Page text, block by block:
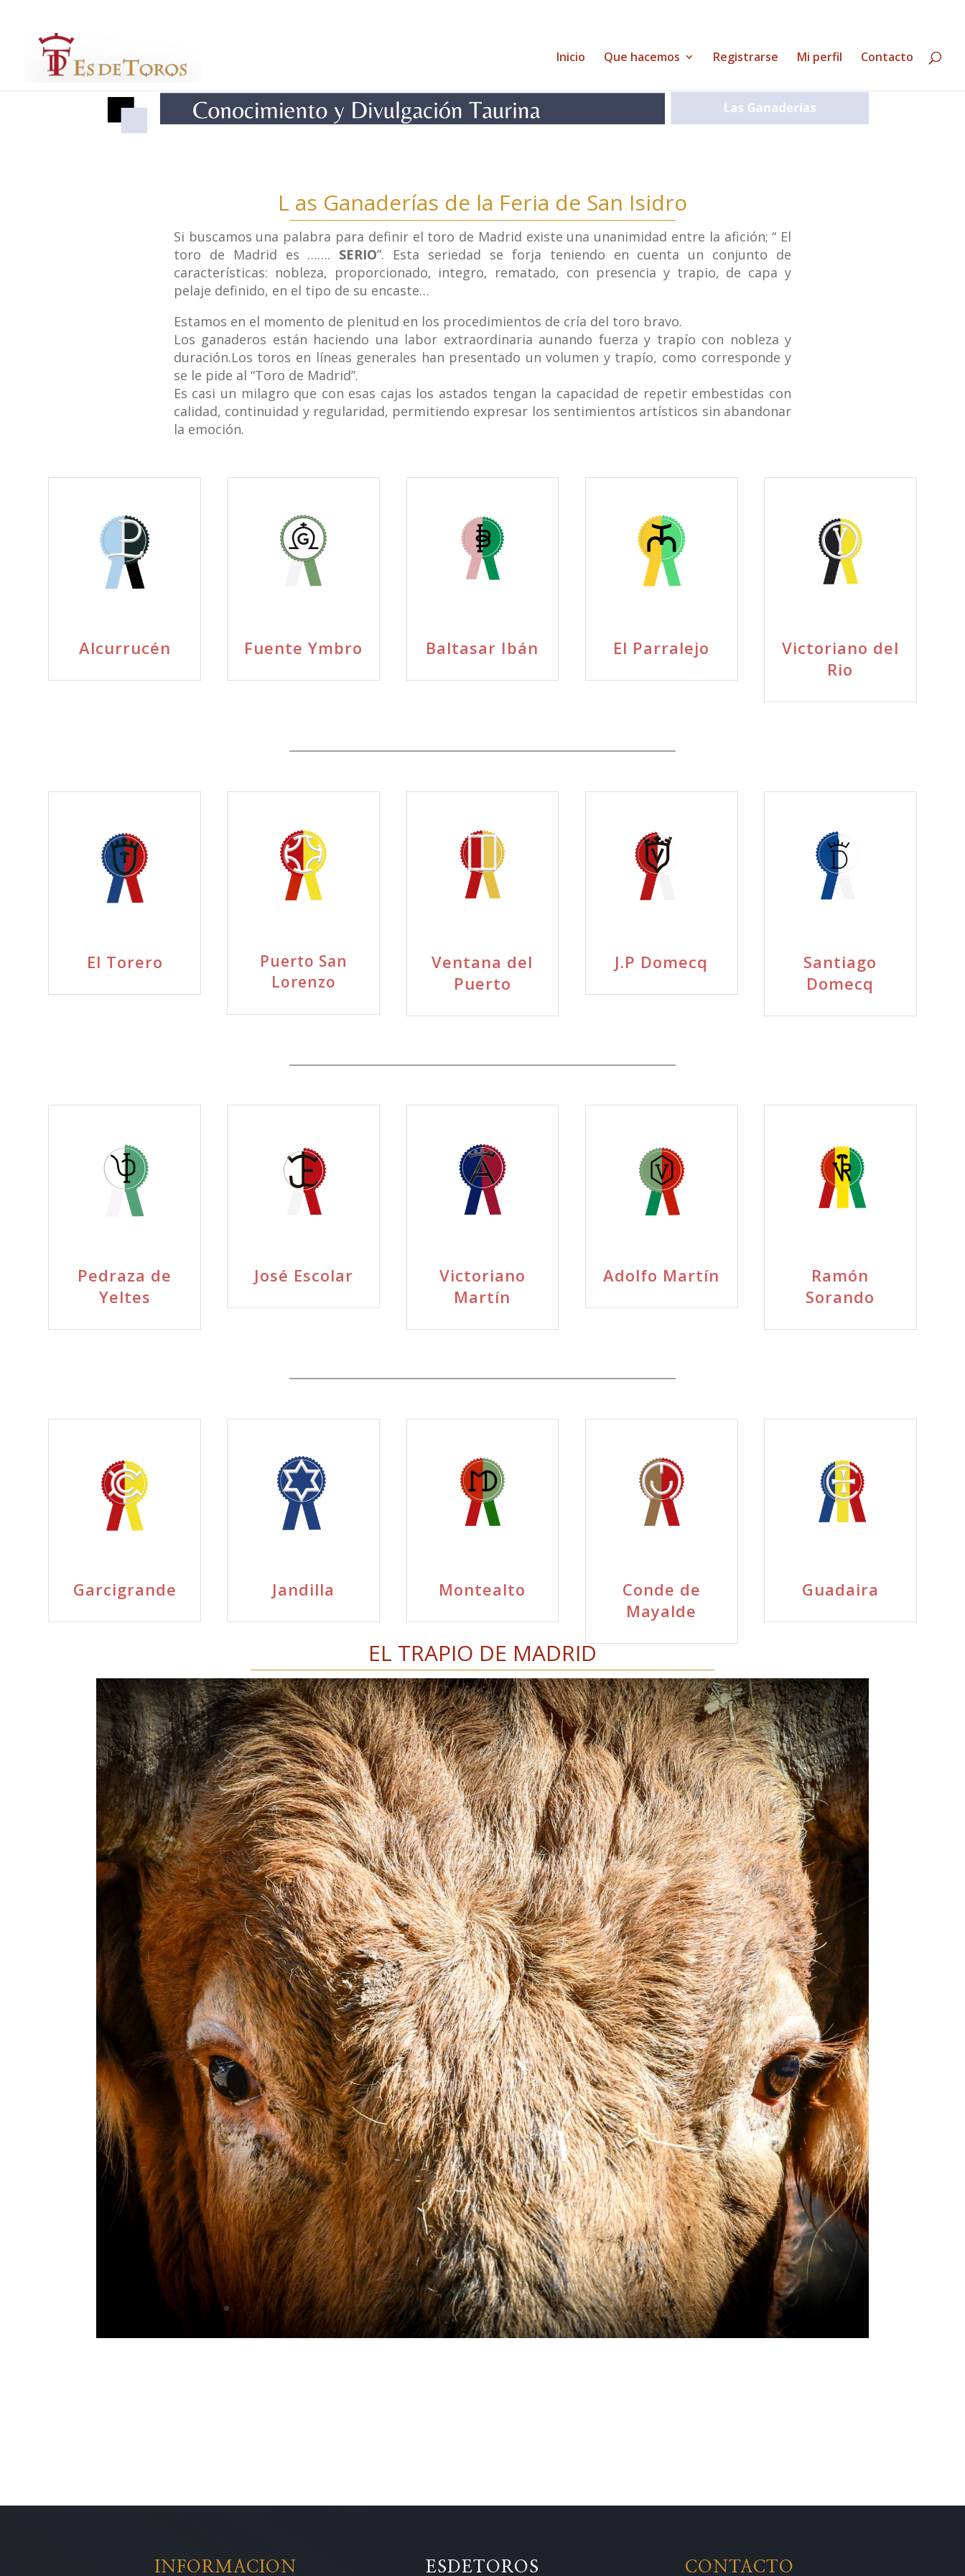
Inicio Que hacemos Registrarse Mi perfil Contacto
L as Ganaderías de la Feria de San Isidro
Si buscamos una palabra para definir el toro de Madrid existe una unanimidad entre la afición; “ El
toro de Madrid es ……. SERIO”. Esta seriedad se forja teniendo en cuenta un conjunto de
características: nobleza, proporcionado, integro, rematado, con presencia y trapio, de capa y
pelaje definido, en el tipo de su encaste…
Estamos en el momento de plenitud en los procedimientos de cría del toro bravo.
Los ganaderos están haciendo una labor extraordinaria aunando fuerza y trapío con nobleza y
duración.Los toros en líneas generales han presentado un volumen y trapío, como corresponde y
se le pide al “Toro de Madrid”.
Es casi un milagro que con esas cajas los astados tengan la capacidad de repetir embestidas con
calidad, continuidad y regularidad, permitiendo expresar los sentimientos artísticos sin abandonar
la emoción.
Alcurrucén Fuente Ymbro Baltasar Ibán El Parralejo
Victoriano del
Rio
El Torero
Puerto San
Lorenzo
Ventana del
Puerto
J.P Domecq
Santiago
Domecq
Pedraza de
Yeltes
José Escolar
Victoriano
Martín
Adolfo Martín
Ramón
Sorando
Garcigrande Jandilla Montealto
Conde de
Mayalde
Guadaira
EL TRAPIO DE MADRID
INFORMACION ESDETOROS CONTACTO